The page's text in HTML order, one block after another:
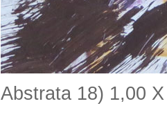
Abstrata 18) 1,00